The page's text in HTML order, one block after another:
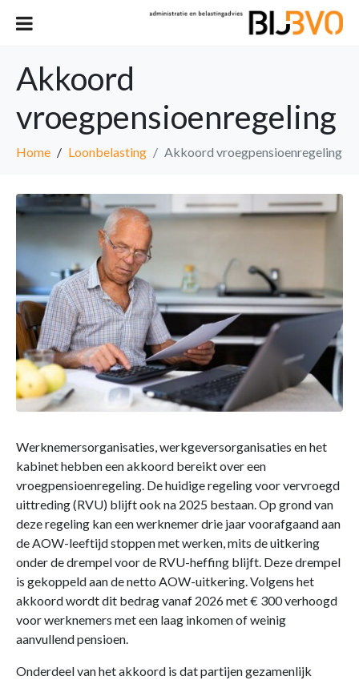
Akkoord
vroegpensioenregeling
Home Loonbelasting Akkoord vroegpensioenregeling
Werknemersorganisaties, werkgeversorganisaties en het
kabinet hebben een akkoord bereikt over een
vroegpensioenregeling. De huidige regeling voor vervroegd
uittreding (RVU) blijft ook na 2025 bestaan. Op grond van
deze regeling kan een werknemer drie jaar voorafgaand aan
de AOW-leeftijd stoppen met werken, mits de uitkering
onder de drempel voor de RVU-heffing blijft. Deze drempel
is gekoppeld aan de netto AOW-uitkering. Volgens het
akkoord wordt dit bedrag vanaf 2026 met € 300 verhoogd
voor werknemers met een laag inkomen of weinig
aanvullend pensioen.
Onderdeel van het akkoord is dat partijen gezamenlijk